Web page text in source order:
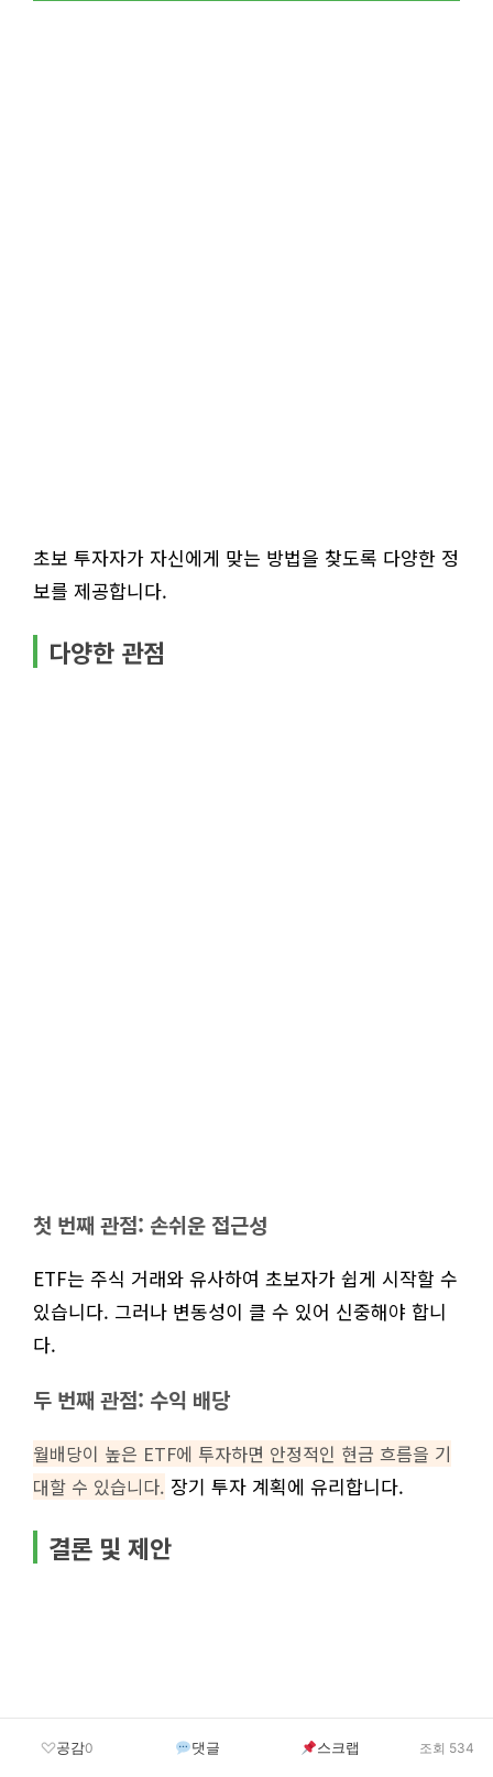
초보 투자자가 자신에게 맞는 방법을 찾도록 다양한 정
보를 제공합니다.
다양한 관점
첫 번째 관점: 손쉬운 접근성
ETF는 주식 거래와 유사하여 초보자가 쉽게 시작할 수
있습니다. 그러나 변동성이 클 수 있어 신중해야 합니
다.
두 번째 관점: 수익 배당
월배당이 높은 ETF에 투자하면 안정적인 현금 흐름을 기
대할 수 있습니다. 장기 투자 계획에 유리합니다.
결론 및 제안
공감0 댓글 스크랩 조회 534